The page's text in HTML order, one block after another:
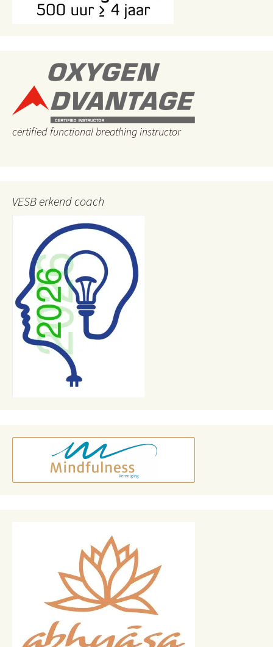
certified functional breathing instructor
VESB erkend coach